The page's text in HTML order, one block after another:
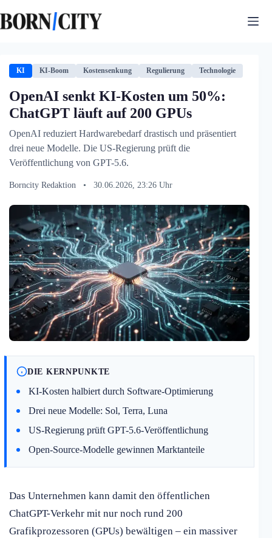
Inhalt
springen
KI KI-Boom Kostensenkung Regulierung Technologie
OpenAI senkt KI-Kosten um 50%:
ChatGPT läuft auf 200 GPUs
OpenAI reduziert Hardwarebedarf drastisch und präsentiert
drei neue Modelle. Die US-Regierung prüft die
Veröffentlichung von GPT-5.6.
Borncity Redaktion • 30.06.2026, 23:26 Uhr
DIE KERNPUNKTE
KI-Kosten halbiert durch Software-Optimierung
Drei neue Modelle: Sol, Terra, Luna
US-Regierung prüft GPT-5.6-Veröffentlichung
Open-Source-Modelle gewinnen Marktanteile
Das Unternehmen kann damit den öffentlichen
ChatGPT-Verkehr mit nur noch rund 200
Grafikprozessoren (GPUs) bewältigen – ein massiver